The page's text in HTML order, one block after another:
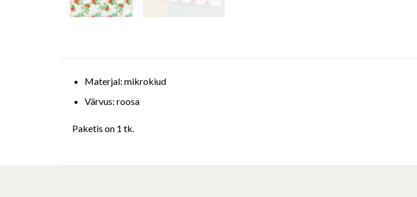
Materjal: mikrokiud
Värvus: roosa
Paketis on 1 tk.